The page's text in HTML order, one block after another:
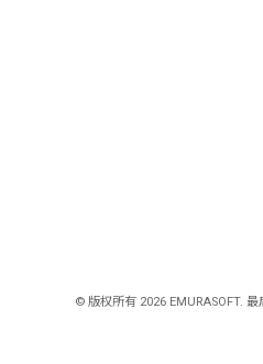
© 版权所有 2026 EMURASOFT.